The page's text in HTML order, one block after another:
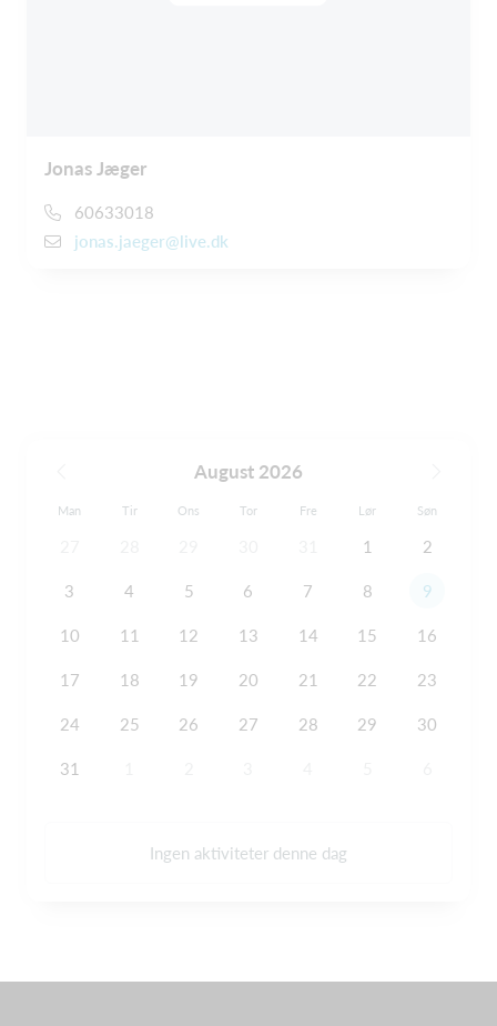
Jonas Jæger
60633018
jonas.jaeger@live.dk
August 2026
Man Tir Ons Tor Fre Lør Søn
1 2
3 4 5 6 7 8 9
10 11 12 13 14 15 16
17 18 19 20 21 22 23
24 25 26 27 28 29 30
31
Ingen aktiviteter denne dag